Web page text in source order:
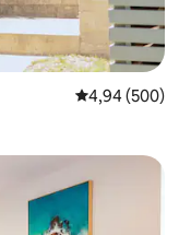
4,94 de uma
4,94 (500)